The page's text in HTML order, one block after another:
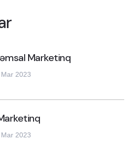
Marketinq
2023
2023